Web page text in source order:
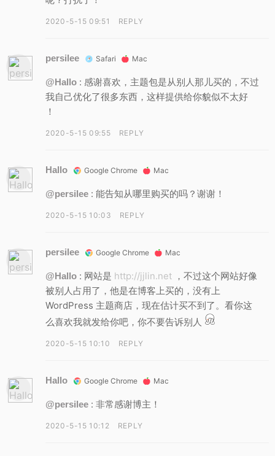
2020-5-15 09:51 REPLY
persilee Safari Mac
@Hallo : 感谢喜欢，主题包是从别人那儿买的，不过
我自己优化了很多东西，这样提供给你貌似不太好
！
2020-5-15 09:55 REPLY
Hallo Google Chrome Mac
@persilee : 能告知从哪里购买的吗？谢谢！
2020-5-15 10:03 REPLY
persilee Google Chrome Mac
@Hallo : 网站是 http://jjlin.net ，不过这个网站好像
被别人占用了，他是在博客上买的，没有上
WordPress 主题商店，现在估计买不到了。看你这
么喜欢我就发给你吧，你不要告诉别人
2020-5-15 10:10 REPLY
Hallo Google Chrome Mac
@persilee : 非常感谢博主！
2020-5-15 10:12 REPLY